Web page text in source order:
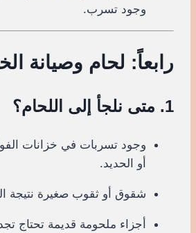
وجود تسرب.
رابعاً: لحام وصيانة
1. متى نلجأ إلى اللحام؟
وجود تسربات في خزانات
أو الحديد.
شقوق أو ثقوب صغيرة نتيجة
أجزاء ملحومة قديمة تحتاج